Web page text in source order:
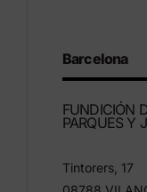
Barcelona
FUNDICIÓN
PARQUES Y
Tintorers, 17